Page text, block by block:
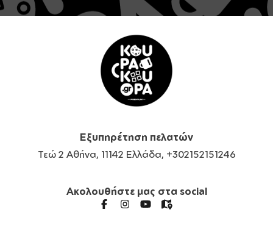
Εξυπηρέτηση πελατών
Τεώ 2 Αθήνα, 11142 Ελλάδα, +302152151246
Ακολουθήστε μας στα social